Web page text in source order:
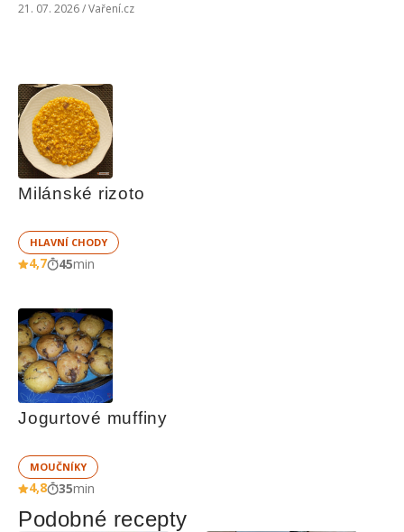
21. 07. 2026 / Vaření.cz
Milánské rizoto
HLAVNÍ CHODY
4,7 45min
Jogurtové muffiny
MOUČNÍKY
4,8 35min
Podobné recepty